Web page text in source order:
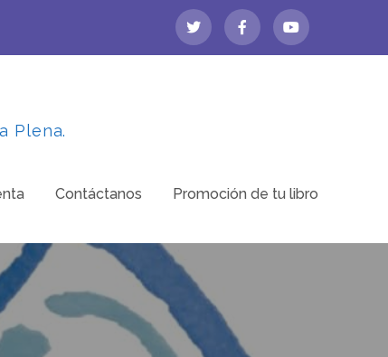
Plena.
Contáctanos Promoción de tu libro